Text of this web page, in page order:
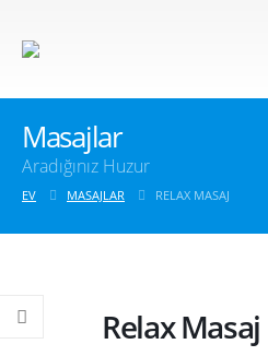
Masajlar
Aradığınız Huzur
EV MASAJLAR RELAX MASAJ
Relax Masaj